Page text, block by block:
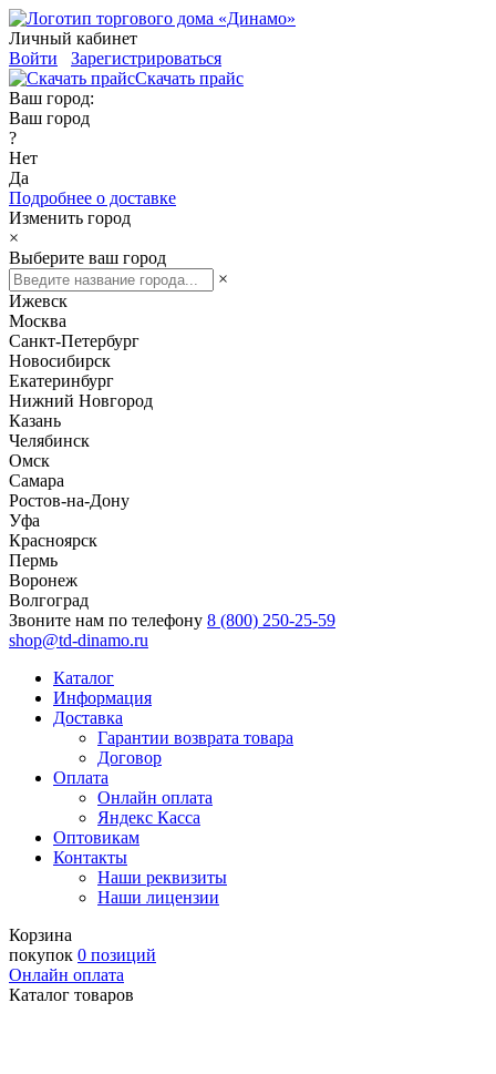
Личный кабинет
Войти
Зарегистрироваться
Скачать прайс
Ваш город:
Ваш город
?
Нет
Да
Подробнее о доставке
Изменить город
×
Выберите ваш город
×
Ижевск
Москва
Санкт-Петербург
Новосибирск
Екатеринбург
Нижний Новгород
Казань
Челябинск
Омск
Самара
Ростов-на-Дону
Уфа
Красноярск
Пермь
Воронеж
Волгоград
Звоните нам по телефону 8 (800) 250-25-59
shop@td-dinamo.ru
Каталог
Информация
Доставка
Гарантии возврата товара
Договор
Оплата
Онлайн оплата
Яндекс Касса
Оптовикам
Контакты
Наши реквизиты
Наши лицензии
Корзина
покупок 0 позиций
Онлайн оплата
Каталог товаров